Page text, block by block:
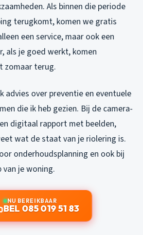
Als binnen die periode
terugkomt, komen we gratis
een service, maar ook een
als je goed werkt, komen
zomaar terug.
advies over preventie en eventuele
die ik heb gezien. Bij de camera-
digitaal rapport met beelden,
wat de staat van je riolering is.
onderhoudsplanning en ook bij
je woning.
NU BEREIKBAAR
BEL 085 019 51 83